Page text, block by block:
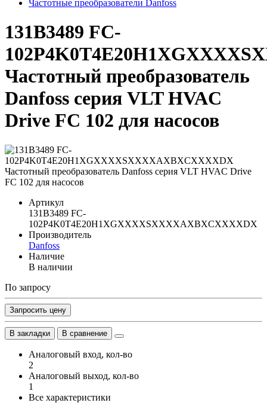
Частотные преобразователи Danfoss
131B3489 FC-
Частотный преобразователь
Danfoss серия VLT HVAC
Drive FC 102 для насосов
Артикул
131B3489 FC-
102P4K0T4E20H1XGXXXXSXXXXAXBXCXXXXDX
Производитель
Danfoss
Наличие
В наличии
По запросу
Запросить цену
В закладки В сравнение
Аналоговый вход, кол-во
2
Аналоговый выход, кол-во
1
Все характеристики